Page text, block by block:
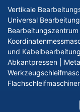
Vertikale
Universal
Bearbeitungszentrum
und
Abkantpressen